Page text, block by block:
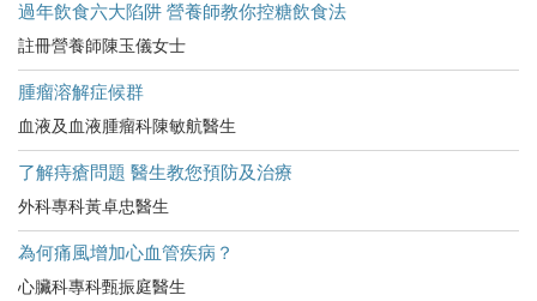
過年飲食六大陷阱 營養師教你控糖飲食法
註冊營養師陳玉儀女士
腫瘤溶解症候群
血液及血液腫瘤科陳敏航醫生
了解痔瘡問題 醫生教您預防及治療
外科專科黃卓忠醫生
為何痛風增加心血管疾病？
心臟科專科甄振庭醫生